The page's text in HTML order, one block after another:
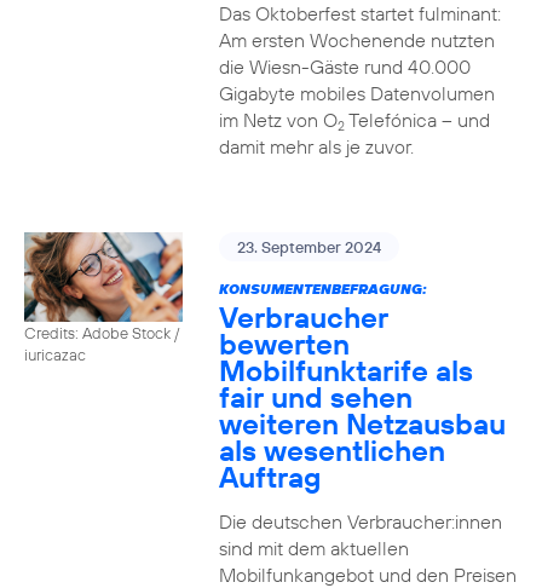
Das Oktoberfest startet fulminant:
Am ersten Wochenende nutzten
die Wiesn-Gäste rund 40.000
Gigabyte mobiles Datenvolumen
im Netz von O2Telefónica – und
damit mehr als je zuvor.
Credits: Adobe Stock /
iuricazac
23. September 2024
KONSUMENTENBEFRAGUNG:
Verbraucher
bewerten
Mobilfunktarife als
fair und sehen
weiteren Netzausbau
als wesentlichen
Auftrag
Die deutschen Verbraucher:innen
sind mit dem aktuellen
Mobilfunkangebot und den Preisen